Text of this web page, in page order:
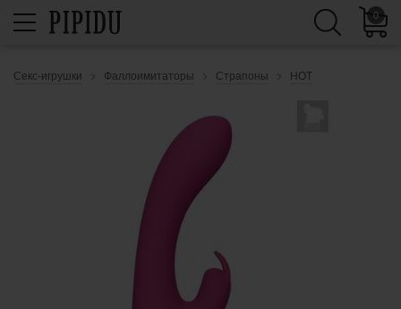
0
Секс-игрушки Фаллоимитаторы Страпоны HOT